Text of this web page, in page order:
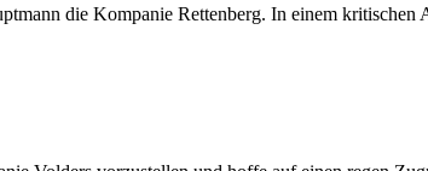
die Kompanie Rettenberg. In einem